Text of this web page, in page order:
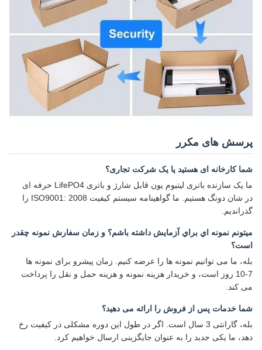
پرسش های مکرر
شما کارخانه ای هستید یا یک شرکت تجاری؟
ما یک سازنده باتری لیتیوم یون قابل شارژ و باتری LifePO4 حرفه ای
در شان دونگ هستیم. ما گواهینامه سیستم کیفیت ISO9001: 2008 را
گذراندیم.
ميتونم نمونه اي براي آزمايش داشته باشم؟ و زمان سفارش نمونه چقدر
است؟
بله، ما می توانیم نمونه ها را عرضه کنیم. زمان پیشرو برای نمونه ها
7-10 روز است، و خریدار هزینه نمونه و هزینه حمل و نقل را پرداخت
می کند.
شما خدمات پس از فروش را ارائه می دهید؟
بله، گارانتی 3 سال است. اگر در طول این دوره مشکلی در کیفیت رخ
دهد، ما یکی جدید را به عنوان جایگزینی ارسال خواهیم کرد.